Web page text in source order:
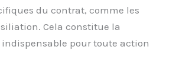
du contrat, comme les
Cela constitue la
pour toute action